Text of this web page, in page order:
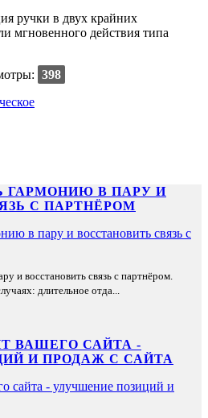
ручки в двух крайних
мгновенного действия типа
398
ГАРМОНИЮ В ПАРУ И
С ПАРТНЁРОМ
и восстановить связь с партнёром.
длительное отда...
ВАШЕГО САЙТА -
И ПРОДАЖ С САЙТА